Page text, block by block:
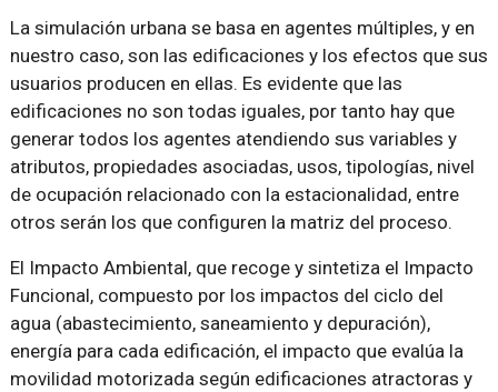
La simulación urbana se basa en agentes múltiples, y en
nuestro caso, son las edificaciones y los efectos que sus
usuarios producen en ellas. Es evidente que las
edificaciones no son todas iguales, por tanto hay que
generar todos los agentes atendiendo sus variables y
atributos, propiedades asociadas, usos, tipologías, nivel
de ocupación relacionado con la estacionalidad, entre
otros serán los que configuren la matriz del proceso.
El Impacto Ambiental, que recoge y sintetiza el Impacto
Funcional, compuesto por los impactos del ciclo del
agua (abastecimiento, saneamiento y depuración),
energía para cada edificación, el impacto que evalúa la
movilidad motorizada según edificaciones atractoras y